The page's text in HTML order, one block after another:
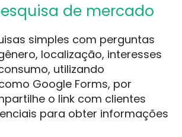
de mercado
simples com perguntas
localização, interesses
utilizando
Google Forms, por
o link com clientes
para obter informações